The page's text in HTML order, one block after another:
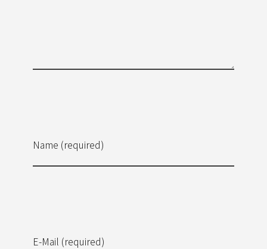
Name (required)
E-Mail (required)